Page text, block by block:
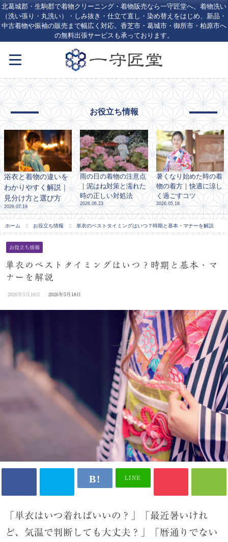
北葛城郡・生駒郡で着物クリーニング・着物販売なら一守匠堂へ。着物洗い
（洗い張り・丸洗い）・しみ抜き・仕立て直し・染め替えをはじめ、新品・
中古着物や振袖の販売まで幅広く対応。香芝市・葛城市・御所市・柏原市へ
の無料出張サービスも承っております。
お役立ち情報
浴衣と着物の違いを
わかりやすく解説｜
見分け方と選び方
2026.07.19
雨の日の着物の注意点
｜泥はね対策と濡れた
時の正しい対処法
2026.06.23
暑くなり始めた時の着
物の着方｜快適に涼し
く過ごすコツ
2026.05.18
ホーム お役立ち情報 単衣のベストタイミングはいつ？時期と基本・マナーを解説
お役立ち情報
単衣のベストタイミングはいつ？時期と基本・マ
ナーを解説
2026年5月18日 2026年5月18日
LINE
「単衣はいつ着ればいいの？」「最近暑いけれ
ど、気温で判断しても大丈夫？」「暦通りでない